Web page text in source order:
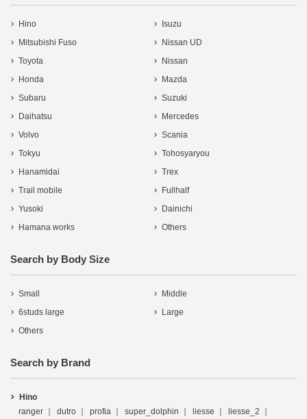
Hino
Isuzu
Mitsubishi Fuso
Nissan UD
Toyota
Nissan
Honda
Mazda
Subaru
Suzuki
Daihatsu
Mercedes
Volvo
Scania
Tokyu
Tohosyaryou
Hanamidai
Trex
Trail mobile
Fullhalf
Yusoki
Dainichi
Hamana works
Others
Search by Body Size
Small
Middle
6studs large
Large
Others
Search by Brand
Hino
ranger
dutro profia super_dolphin liesse
liesse_2